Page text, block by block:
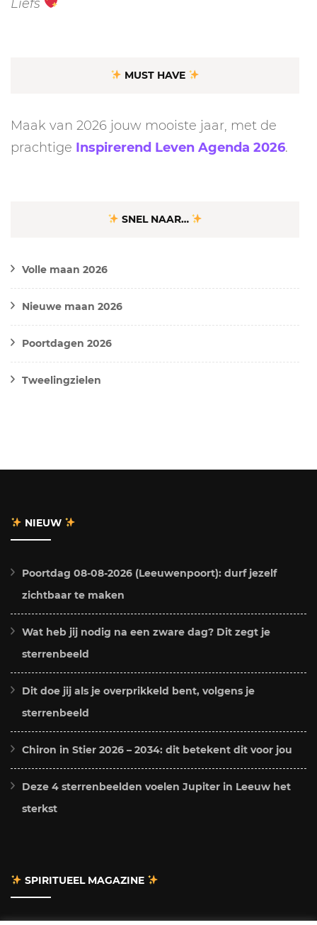
Liefs
MUST HAVE
Maak van 2026 jouw mooiste jaar, met de
prachtige Inspirerend Leven Agenda 2026.
SNEL NAAR…
Volle maan 2026
Nieuwe maan 2026
Poortdagen 2026
Tweelingzielen
NIEUW
Poortdag 08-08-2026 (Leeuwenpoort): durf jezelf
zichtbaar te maken
Wat heb jij nodig na een zware dag? Dit zegt je
sterrenbeeld
Dit doe jij als je overprikkeld bent, volgens je
sterrenbeeld
Chiron in Stier 2026 – 2034: dit betekent dit voor jou
Deze 4 sterrenbeelden voelen Jupiter in Leeuw het
sterkst
SPIRITUEEL MAGAZINE